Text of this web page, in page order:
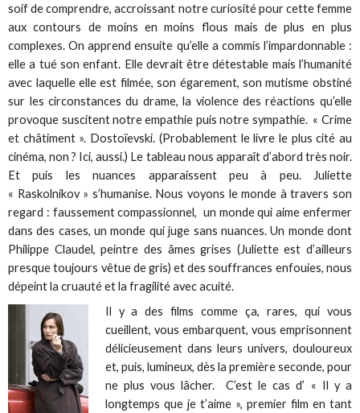
soif de comprendre, accroissant notre curiosité pour cette femme
aux contours de moins en moins flous mais de plus en plus
complexes. On apprend ensuite qu’elle a commis l’impardonnable :
elle a tué son enfant. Elle devrait être détestable mais l’humanité
avec laquelle elle est filmée, son égarement, son mutisme obstiné
sur les circonstances du drame, la violence des réactions qu’elle
provoque suscitent notre empathie puis notre sympathie. « Crime
et châtiment ». Dostoïevski. (Probablement le livre le plus cité au
cinéma, non ? Ici, aussi.) Le tableau nous apparaît d’abord très noir.
Et puis les nuances apparaissent peu à peu. Juliette
« Raskolnikov » s’humanise. Nous voyons le monde à travers son
regard : faussement compassionnel, un monde qui aime enfermer
dans des cases, un monde qui juge sans nuances. Un monde dont
Philippe Claudel, peintre des âmes grises (Juliette est d’ailleurs
presque toujours vêtue de gris) et des souffrances enfouies, nous
dépeint la cruauté et la fragilité avec acuité.
Il y a des films comme ça, rares, qui vous
cueillent, vous embarquent, vous emprisonnent
délicieusement dans leurs univers, douloureux
et, puis, lumineux, dès la première seconde, pour
ne plus vous lâcher. C’est le cas d’ « Il y a
longtemps que je t’aime », premier film en tant